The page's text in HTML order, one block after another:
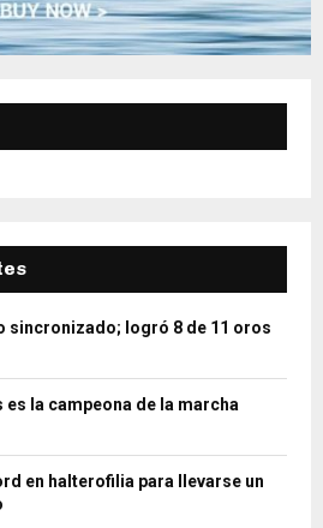
sincronizado; logró 8 de 11 oros
es la campeona de la marcha
en halterofilia para llevarse un